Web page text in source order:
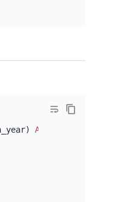
AS